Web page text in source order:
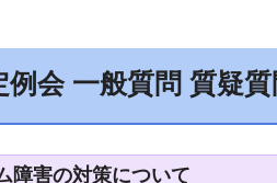
会 一般質問 質疑
障害の対策について